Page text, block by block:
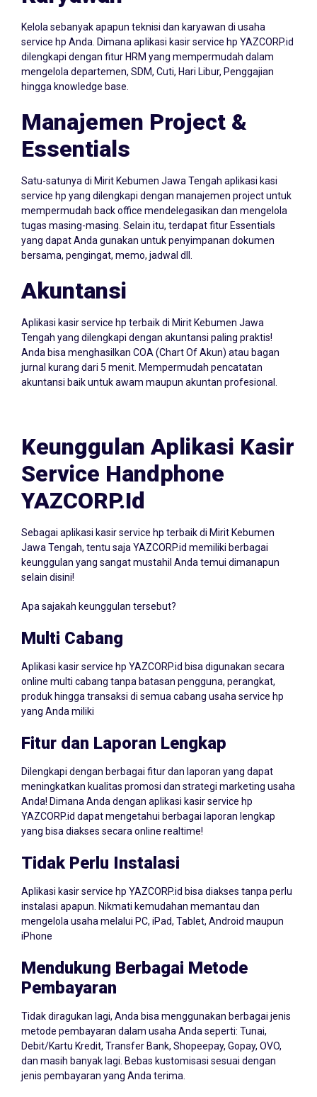
service hp Anda. Dimana aplikasi kasir service hp YAZCORP.id
dilengkapi dengan fitur HRM yang mempermudah dalam
mengelola departemen, SDM, Cuti, Hari Libur, Penggajian
hingga knowledge base.
Manajemen Project &
Essentials
service hp yang dilengkapi dengan manajemen project untuk
mempermudah back office mendelegasikan dan mengelola
tugas masing-masing. Selain itu, terdapat fitur Essentials
yang dapat Anda gunakan untuk penyimpanan dokumen
bersama, pengingat, memo, jadwal dll.
Akuntansi
Tengah yang dilengkapi dengan akuntansi paling praktis!
Anda bisa menghasilkan COA (Chart Of Akun) atau bagan
jurnal kurang dari 5 menit. Mempermudah pencatatan
akuntansi baik untuk awam maupun akuntan profesional.
Keunggulan Aplikasi Kasir
Service Handphone
YAZCORP.id
Jawa Tengah, tentu saja YAZCORP.id memiliki berbagai
keunggulan yang sangat mustahil Anda temui dimanapun
selain disini!
Multi Cabang
online multi cabang tanpa batasan pengguna, perangkat,
produk hingga transaksi di semua cabang usaha service hp
yang Anda miliki
Fitur dan Laporan Lengkap
meningkatkan kualitas promosi dan strategi marketing usaha
Anda! Dimana Anda dengan aplikasi kasir service hp
YAZCORP.id dapat mengetahui berbagai laporan lengkap
yang bisa diakses secara online realtime!
Tidak Perlu Instalasi
instalasi apapun. Nikmati kemudahan memantau dan
mengelola usaha melalui PC, iPad, Tablet, Android maupun
iPhone
Mendukung Berbagai Metode
Pembayaran
metode pembayaran dalam usaha Anda seperti: Tunai,
Debit/Kartu Kredit, Transfer Bank, Shopeepay, Gopay, OVO,
dan masih banyak lagi. Bebas kustomisasi sesuai dengan
jenis pembayaran yang Anda terima.